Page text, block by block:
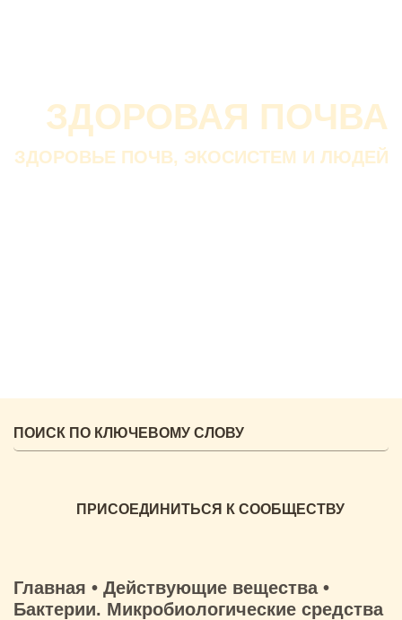
ЗДОРОВАЯ ПОЧВА
ЗДОРОВЬЕ ПОЧВ, ЭКОСИСТЕМ И ЛЮДЕЙ
ПРИСОЕДИНИТЬСЯ К СООБЩЕСТВУ
Главная • Действующие вещества•
Бактерии. Микробиологические средства